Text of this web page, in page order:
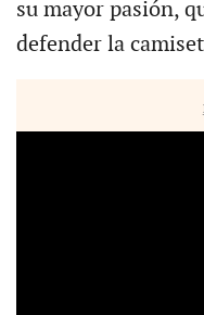
su mayor pasión,
defender la